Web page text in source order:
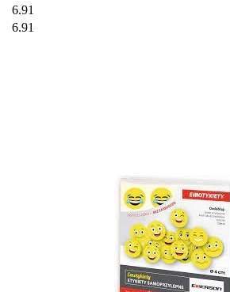
6.91
6.91